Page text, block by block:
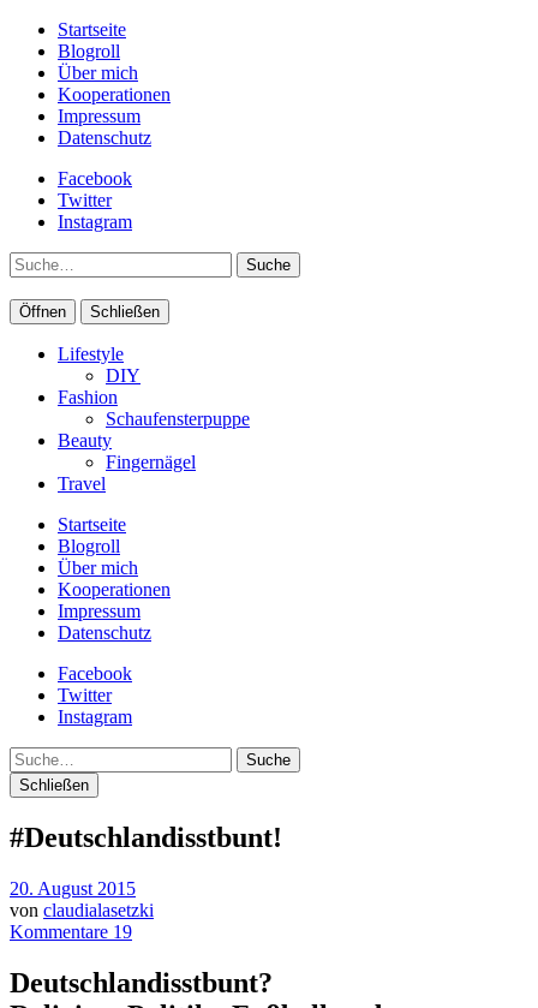
Startseite
Blogroll
Über mich
Kooperationen
Impressum
Datenschutz
Facebook
Twitter
Instagram
Suche
Öffnen Schließen
Lifestyle
DIY
Fashion
Schaufensterpuppe
Beauty
Fingernägel
Travel
Startseite
Blogroll
Über mich
Kooperationen
Impressum
Datenschutz
Facebook
Twitter
Instagram
Suche
Schließen
#Deutschlandisstbunt!
20. August 2015
von claudialasetzki
Kommentare 19
Deutschlandisstbunt?